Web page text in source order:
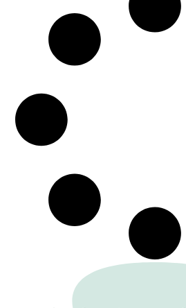
un espace où les frontières
l’humain deviennent
souffles et instruments
vibration partagée, comme